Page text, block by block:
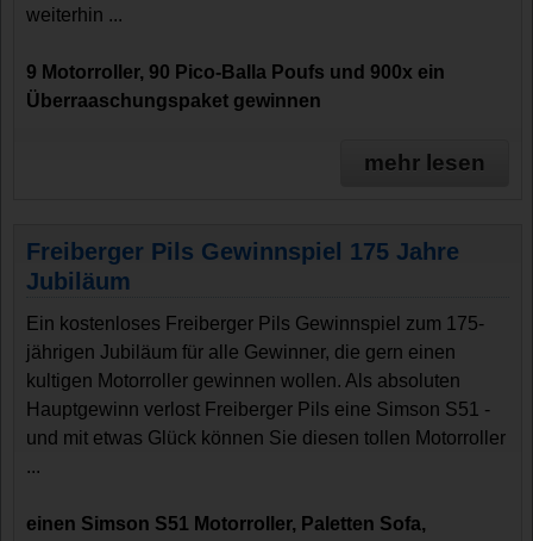
weiterhin ...
9 Motorroller, 90 Pico-Balla Poufs und 900x ein
Überraaschungspaket gewinnen
mehr lesen
Freiberger Pils Gewinnspiel 175 Jahre
Jubiläum
Ein kostenloses Freiberger Pils Gewinnspiel zum 175-
jährigen Jubiläum für alle Gewinner, die gern einen
kultigen Motorroller gewinnen wollen. Als absoluten
Hauptgewinn verlost Freiberger Pils eine Simson S51 -
und mit etwas Glück können Sie diesen tollen Motorroller
...
einen Simson S51 Motorroller, Paletten Sofa,